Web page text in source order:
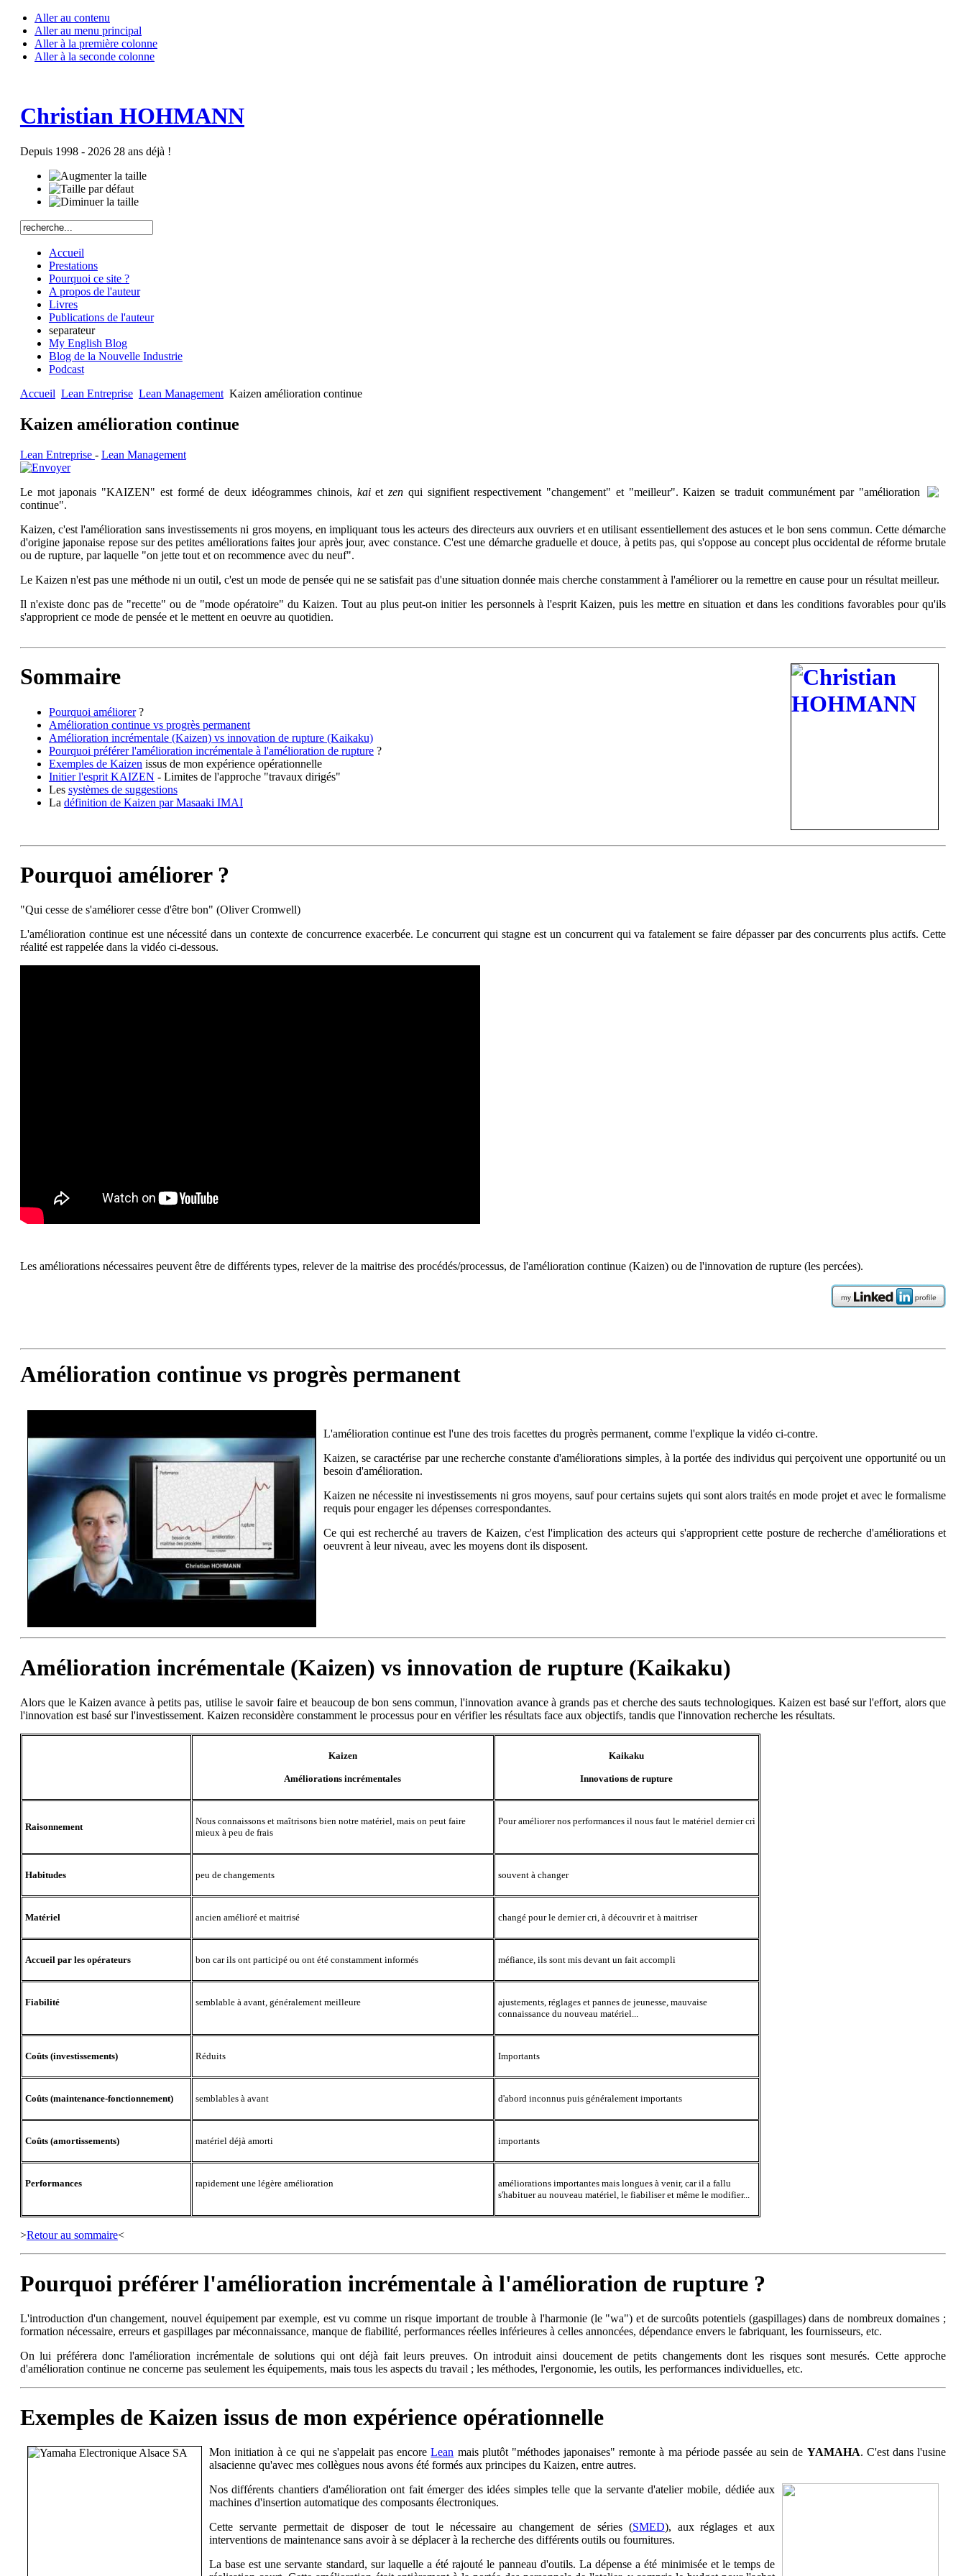
Aller au contenu
Aller au menu principal
Aller à la première colonne
Aller à la seconde colonne
Christian HOHMANN
Depuis 1998 - 2026 28 ans déjà !
Accueil
Prestations
Pourquoi ce site ?
A propos de l'auteur
Livres
Publications de l'auteur
separateur
My English Blog
Blog de la Nouvelle Industrie
Podcast
Accueil Lean Entreprise Lean Management Kaizen amélioration continue
Kaizen amélioration continue
Lean Entreprise - Lean Management
Le mot japonais "KAIZEN" est formé de deux idéogrammes chinois, kaietzen qui signifient respectivement "changement" et "meilleur". Kaizen se traduit communément par "amélioration
continue".
Kaizen, c'est l'amélioration sans investissements ni gros moyens, en impliquant tous les acteurs des directeurs aux ouvriers et en utilisant essentiellement des astuces et le bon sens commun. Cette démarche
d'origine japonaise repose sur des petites améliorations faites jour après jour, avec constance. C'est une démarche graduelle et douce, à petits pas, qui s'oppose au concept plus occidental de réforme brutale
ou de rupture, par laquelle "on jette tout et on recommence avec du neuf".
Le Kaizen n'est pas une méthode ni un outil, c'est un mode de pensée qui ne se satisfait pas d'une situation donnée mais cherche constamment à l'améliorer ou la remettre en cause pour un résultat meilleur.
Il n'existe donc pas de "recette" ou de "mode opératoire" du Kaizen. Tout au plus peut-on initier les personnels à l'esprit Kaizen, puis les mettre en situation et dans les conditions favorables pour qu'ils
s'approprient ce mode de pensée et le mettent en oeuvre au quotidien.
Sommaire
Pourquoi améliorer?
Amélioration continue vs progrès permanent
Amélioration incrémentale (Kaizen) vs innovation de rupture (Kaikaku)
Pourquoi préférer l'amélioration incrémentale à l'amélioration de rupture?
Exemples de Kaizen issus de mon expérience opérationnelle
Initier l'esprit KAIZEN - Limites de l'approche "travaux dirigés"
Les systèmes de suggestions
La définition de Kaizen par Masaaki IMAI
Pourquoi améliorer ?
"Qui cesse de s'améliorer cesse d'être bon" (Oliver Cromwell)
L'amélioration continue est une nécessité dans un contexte de concurrence exacerbée. Le concurrent qui stagne est un concurrent qui va fatalement se faire dépasser par des concurrents plus actifs. Cette
réalité est rappelée dans la vidéo ci-dessous.
Les améliorations nécessaires peuvent être de différents types, relever de la maitrise des procédés/processus, de l'amélioration continue (Kaizen) ou de l'innovation de rupture (les percées).
Amélioration continue vs progrès permanent
L'amélioration continue est l'une des trois facettes du progrès permanent, comme l'explique la vidéo ci-contre.
Kaizen, se caractérise par une recherche constante d'améliorations simples, à la portée des individus qui perçoivent une opportunité ou un
besoin d'amélioration.
Kaizen ne nécessite ni investissements ni gros moyens, sauf pour certains sujets qui sont alors traités en mode projet et avec le formalisme
requis pour engager les dépenses correspondantes.
Ce qui est recherché au travers de Kaizen, c'est l'implication des acteurs qui s'approprient cette posture de recherche d'améliorations et
oeuvrent à leur niveau, avec les moyens dont ils disposent.
Amélioration incrémentale (Kaizen) vs innovation de rupture (Kaikaku)
Alors que le Kaizen avance à petits pas, utilise le savoir faire et beaucoup de bon sens commun, l'innovation avance à grands pas et cherche des sauts technologiques. Kaizen est basé sur l'effort, alors que
l'innovation est basé sur l'investissement. Kaizen reconsidère constamment le processus pour en vérifier les résultats face aux objectifs, tandis que l'innovation recherche les résultats.
Kaizen
Améliorations incrémentales
Kaikaku
Innovations de rupture
Raisonnement
Nous connaissons et maîtrisons bien notre matériel, mais on peut faire
mieux à peu de frais
Pour améliorer nos performances il nous faut le matériel dernier cri
Habitudes peu de changements souvent à changer
Matériel ancien amélioré et maitrisé changé pour le dernier cri, à découvrir et à maitriser
Accueil par les opérateurs bon car ils ont participé ou ont été constamment informés méfiance, ils sont mis devant un fait accompli
Fiabilité semblable à avant, généralement meilleure
ajustements, réglages et pannes de jeunesse, mauvaise
connaissance du nouveau matériel...
Coûts (investissements) Réduits Importants
Coûts (maintenance-fonctionnement) semblables à avant d'abord inconnus puis généralement importants
Coûts (amortissements) matériel déjà amorti importants
Performances rapidement une légère amélioration
améliorations importantes mais longues à venir, car il a fallu
s'habituer au nouveau matériel, le fiabiliser et même le modifier...
>Retour au sommaire<
Pourquoi préférer l'amélioration incrémentale à l'amélioration de rupture ?
L'introduction d'un changement, nouvel équipement par exemple, est vu comme un risque important de trouble à l'harmonie (le "wa") et de surcoûts potentiels (gaspillages) dans de nombreux domaines ;
formation nécessaire, erreurs et gaspillages par méconnaissance, manque de fiabilité, performances réelles inférieures à celles annoncées, dépendance envers le fabriquant, les fournisseurs, etc.
On lui préférera donc l'amélioration incrémentale de solutions qui ont déjà fait leurs preuves. On introduit ainsi doucement de petits changements dont les risques sont mesurés. Cette approche
d'amélioration continue ne concerne pas seulement les équipements, mais tous les aspects du travail ; les méthodes, l'ergonomie, les outils, les performances individuelles, etc.
Exemples de Kaizen issus de mon expérience opérationnelle
Mon initiation à ce qui ne s'appelait pas encoreLean mais plutôt "méthodes japonaises" remonte à ma période passée au sein de YAMAHA. C'est dans l'usine
alsacienne qu'avec mes collègues nous avons été formés aux principes du Kaizen, entre autres.
Nos différents chantiers d'amélioration ont fait émerger des idées simples telle que la servante d'atelier mobile, dédiée aux
machines d'insertion automatique des composants électroniques.
Cette servante permettait de disposer de tout le nécessaire au changement de séries (SMED), aux réglages et aux
interventions de maintenance sans avoir à se déplacer à la recherche des différents outils ou fournitures.
La base est une servante standard, sur laquelle a été rajouté le panneau d'outils. La dépense a été minimisée et le temps de